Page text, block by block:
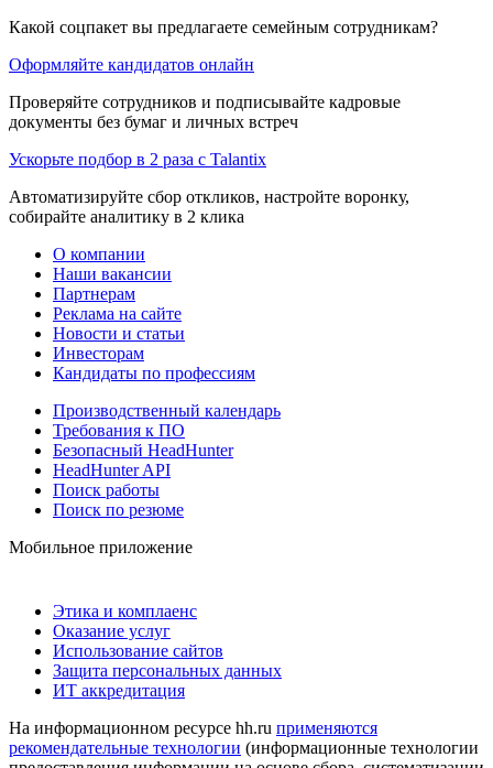
Какой соцпакет вы предлагаете семейным сотрудникам?
Оформляйте кандидатов онлайн
Проверяйте сотрудников и подписывайте кадровые
документы без бумаг и личных встреч
Ускорьте подбор в 2 раза с Talantix
Автоматизируйте сбор откликов, настройте воронку,
собирайте аналитику в 2 клика
О компании
Наши вакансии
Партнерам
Реклама на сайте
Новости и статьи
Инвесторам
Кандидаты по профессиям
Производственный календарь
Требования к ПО
Безопасный HeadHunter
HeadHunter API
Поиск работы
Поиск по резюме
Мобильное приложение
Этика и комплаенс
Оказание услуг
Использование сайтов
Защита персональных данных
ИТ аккредитация
На информационном ресурсе hh.ru применяются
рекомендательные технологии (информационные технологии